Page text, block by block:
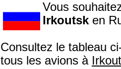
Vous
Irkoutsken
Consultez le tableau
tous les avions à